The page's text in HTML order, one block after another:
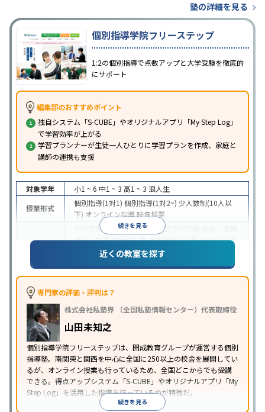
塾の詳細を見る
個別指導学院フリーステップ
1:2の個別指導で点数アップと大学受験を徹底的
にサポート
編集部のおすすめポイント
独自システム「S-CUBE」やオリジナルアプリ「My Step Log」
で学習効率が上がる
学習プランナーが生徒一人ひとりに学習プランを作成、家庭と
講師の連携も支援
続きを見る
対象学年 小1 ~ 6 中1 ~ 3 高1 ~ 3 浪人生
授業形式
個別指導(1対1) 個別指導(1対2~) 少人数制(10人以
下) オンライン指導 映像授業
中学受験 高校受験大学受験 医学部受験
テスト対策内申点対策学習習慣の定着総合型選抜
(旧AO)対策 推薦入試対策学校別特化対策
特徴
中高一貫校生に対応
保証制度あり
授業の振替可能学習にPC・タブレッ
トを利用 オンライン対応
講習のみの受講可
近くの教室を探す
専門家の評価・評判は？
株式会社私塾界 （全国私塾情報センター）代表取締役
山田未知之
個別指導学院フリーステップは、開成教育グループが運営する個別
指導塾。南関東と関西を中心に全国に250以上の校舎を展開してい
るが、オンライン授業も行っているため、全国どこからでも受講
できる。得点アップシステム「S-CUBE」やオリジナルアプリ「My
Step Log」を活用した指導を行っているのが特徴だ。
続きを見る